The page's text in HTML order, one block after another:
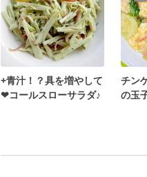
+青汁！？具を増やして
❤コールスローサラダ♪
チン
の玉